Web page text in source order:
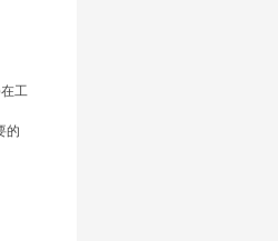
在工
的